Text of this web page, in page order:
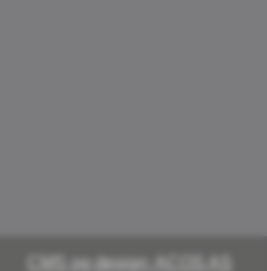
CMS og design: ACOS AS